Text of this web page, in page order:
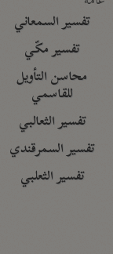
تفسير السمعاني
تفسير مكّي
محاسن التأويل
للقاسمي
تفسير الثعالبي
تفسير السمرقندي
تفسير الثعلبي